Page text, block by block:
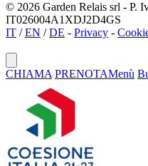
© 2026 Garden Relais srl - P.
IT026004A1XDJ2D4GS
IT /EN /DE - Privacy -
CHIAMA PRENOTAMenù